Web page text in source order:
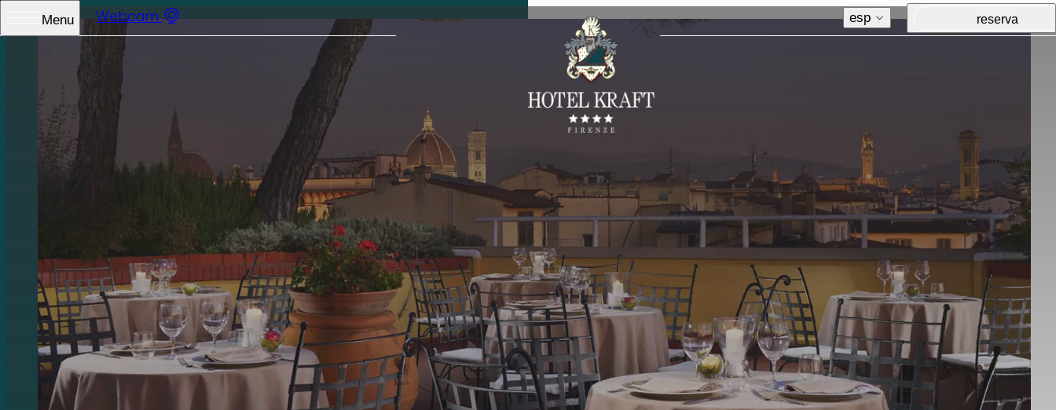
Menu Webcam esp reserva